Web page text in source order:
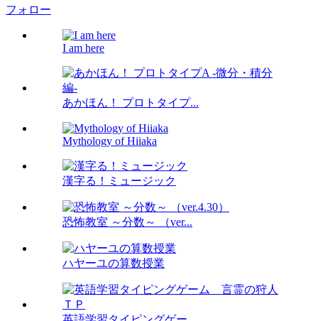
フォロー
I am here
あかほん！ プロトタイプ...
Mythology of Hiiaka
漢字る！ミュージック
恐怖教室 ～分数～ （ver...
ハヤーユの算数授業